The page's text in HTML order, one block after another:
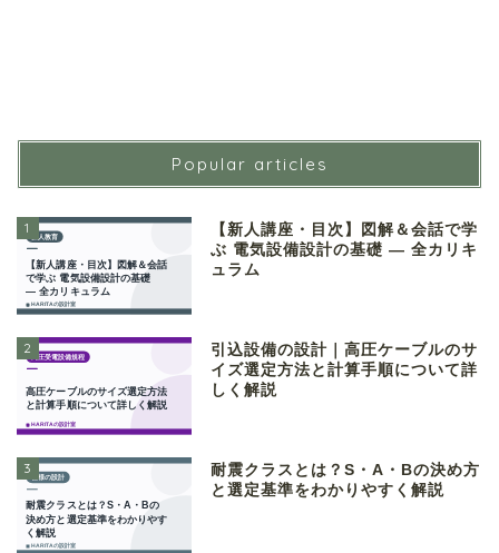
Popular articles
1
【新人講座・目次】図解＆会話で学
ぶ 電気設備設計の基礎 ― 全カリキ
ュラム
2
引込設備の設計｜高圧ケーブルのサ
イズ選定方法と計算手順について詳
しく解説
3
耐震クラスとは？S・A・Bの決め方
と選定基準をわかりやすく解説